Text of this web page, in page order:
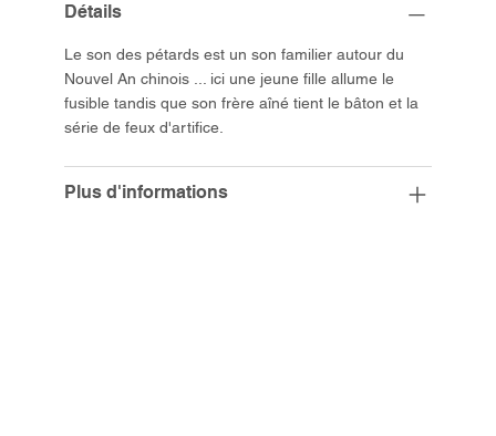
Détails
Le son des pétards est un son familier autour du
Nouvel An chinois ... ici une jeune fille allume le
fusible tandis que son frère aîné tient le bâton et la
série de feux d'artifice.
Plus d'informations